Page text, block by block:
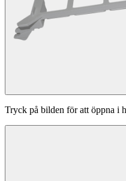
Tryck på bilden för att öppna i